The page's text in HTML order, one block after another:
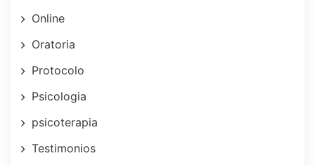
Online
Oratoria
Protocolo
Psicologia
psicoterapia
Testimonios